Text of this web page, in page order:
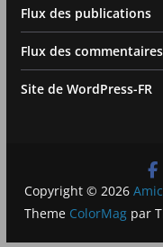
Flux des publications
Flux des commentaires
Site de WordPress-FR
Copyright © 2026
Theme ColorMag par